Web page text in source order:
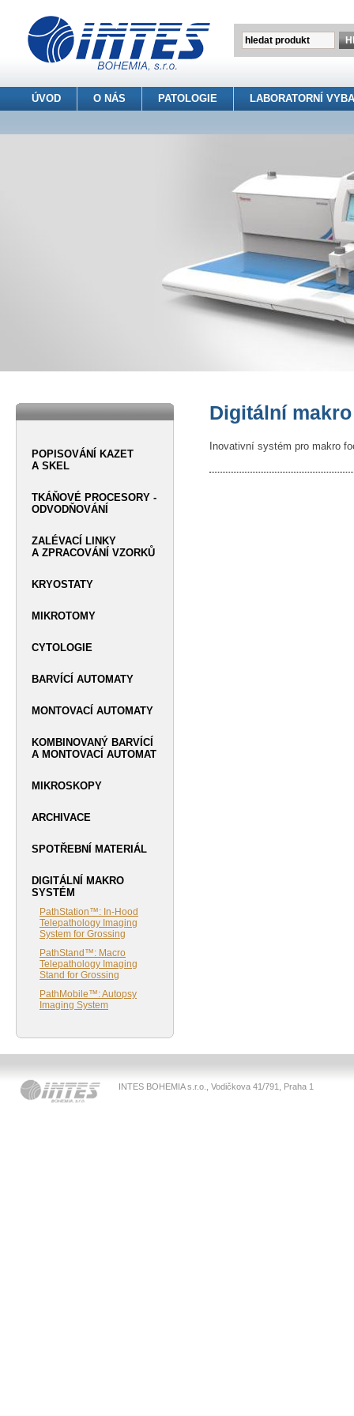
ÚVOD O NÁS PATOLOGIE LABORATORNÍ
Digitální
Inovativní systém pro makro
POPISOVÁNÍ KAZET
A SKEL
TKÁŇOVÉ PROCESORY -
ODVODŇOVÁNÍ
ZALÉVACÍ LINKY
A ZPRACOVÁNÍ VZORKŮ
KRYOSTATY
MIKROTOMY
CYTOLOGIE
BARVÍCÍ AUTOMATY
MONTOVACÍ AUTOMATY
KOMBINOVANÝ BARVÍCÍ
A MONTOVACÍ AUTOMAT
MIKROSKOPY
ARCHIVACE
SPOTŘEBNÍ MATERIÁL
DIGITÁLNÍ MAKRO
SYSTÉM
PathStation™: In-Hood
Telepathology Imaging
System for Grossing
PathStand™: Macro
Telepathology Imaging
Stand for Grossing
PathMobile™: Autopsy
Imaging System
INTES BOHEMIA s.r.o., Vodičkova 41/791, Praha 1